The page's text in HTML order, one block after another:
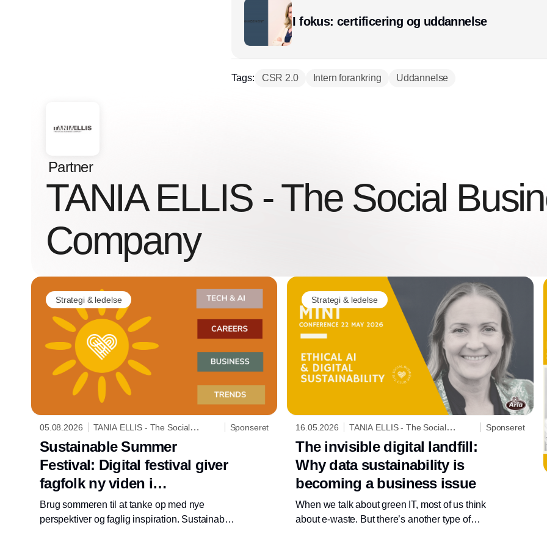
I fokus: certificering og uddannelse
Tags: CSR 2.0 Intern forankring Uddannelse
Partner
TANIA ELLIS - The Social
Company
Strategi & ledelse
05.08.2026
TANIA ELLIS - The Social
Sponseret
Sustainable Summer
Festival: Digital festival giver
fagfolk ny viden i
sommertempo
Brug sommeren til at tanke op med nye
perspektiver og faglig inspiration. Sustainable
Strategi & ledelse
16.05.2026
TANIA ELLIS - The Social
Sponseret
The invisible digital landfill:
Why data sustainability is
becoming a business issue
When we talk about green IT, most of us think
about e-waste. But there’s another type of